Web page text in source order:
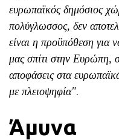
ευρωπαϊκός δημόσιος
πολύγλωσσος, δεν
είναι η προϋπόθεση για
μας σπίτι στην Ευρώπη,
αποφάσεις στα
με πλειοψηφία".
Άμυνα